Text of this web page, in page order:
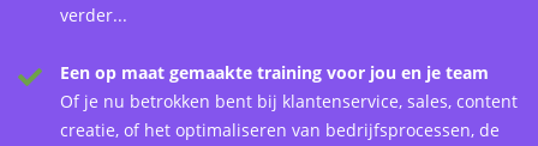
verder...
Een op maat gemaakte training voor jou en je team
Of je nu betrokken bent bij klantenservice, sales, content
creatie, of het optimaliseren van bedrijfsprocessen, de